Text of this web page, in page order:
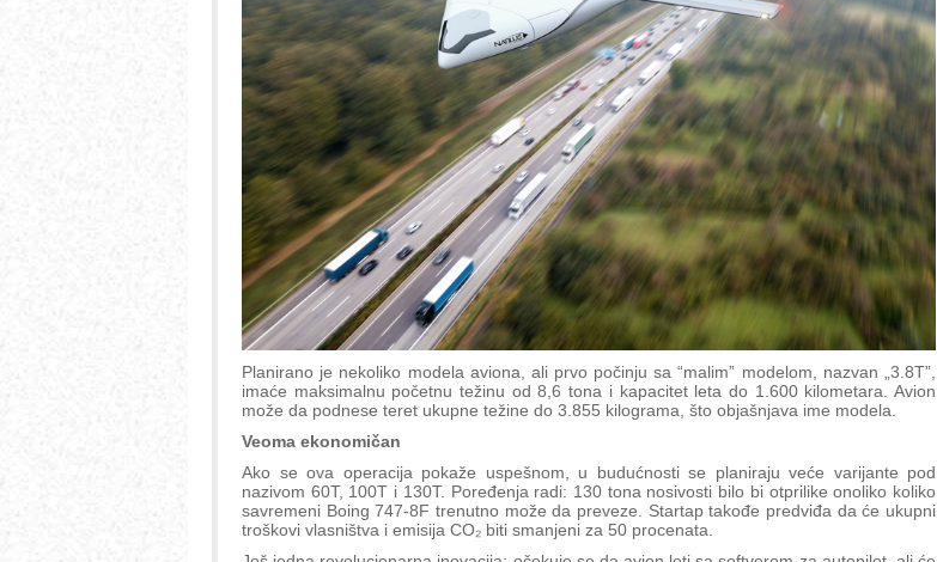
Planirano je nekoliko modela aviona, ali prvo počinju sa “malim” modelom, nazvan „3.8T”,
imaće maksimalnu početnu težinu od 8,6 tona i kapacitet leta do 1.600 kilometara. Avion
može da podnese teret ukupne težine do 3.855 kilograma, što objašnjava ime modela.
Veoma ekonomičan
Ako se ova operacija pokaže uspešnom, u budućnosti se planiraju veće varijante pod
nazivom 60T, 100T i 130T. Poređenja radi: 130 tona nosivosti bilo bi otprilike onoliko koliko
savremeni Boing 747-8F trenutno može da preveze. Startap takođe predviđa da će ukupni
troškovi vlasništva i emisija CO₂ biti smanjeni za 50 procenata.